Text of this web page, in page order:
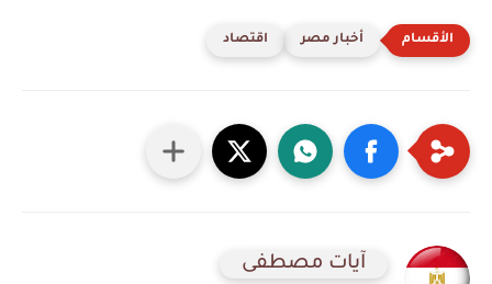
أخبار مصر اقتصاد
آيات مصطفى